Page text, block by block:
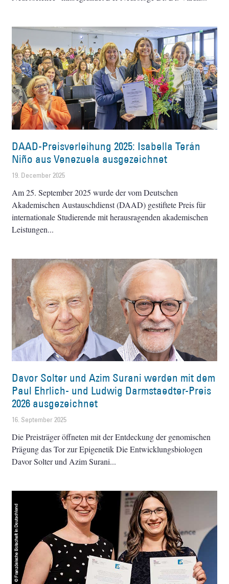
DAAD-Preisverleihung 2025: Isabella Terán
Niño aus Venezuela ausgezeichnet
19. December 2025
Am 25. September 2025 wurde der vom Deutschen
Akademischen Austauschdienst (DAAD) gestiftete Preis für
internationale Studierende mit herausragenden akademischen
Leistungen
Davor Solter und Azim Surani werden mit dem
Paul Ehrlich- und Ludwig Darmstaedter-Preis
2026 ausgezeichnet
16. September 2025
Die Preisträger öffneten mit der Entdeckung der genomischen
Prägung das Tor zur Epigenetik Die Entwicklungsbiologen
Davor Solter und Azim Surani